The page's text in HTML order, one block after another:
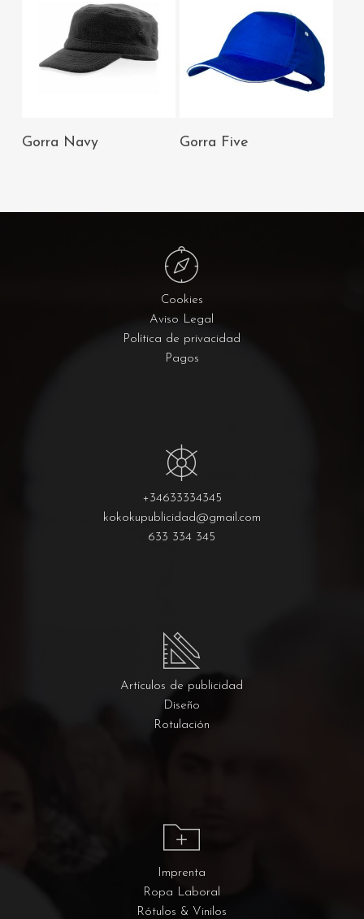
AÑADIR AL
Gorra Navy
AÑADIR AL
Gorra Five
Cookies
Aviso Legal
Política de privacidad
Pagos
+34633334345
kokokupublicidad@gmail.com
633 334 345
Artículos de publicidad
Diseño
Rotulación
Imprenta
Ropa Laboral
Rótulos & Vinilos